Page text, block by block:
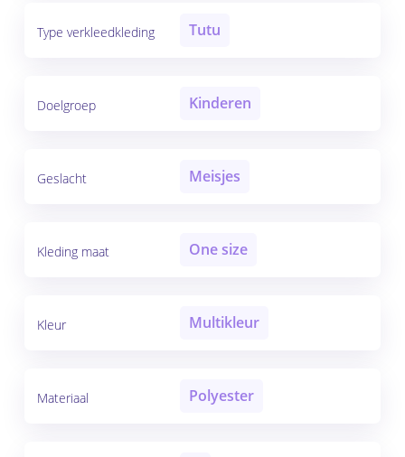
Type verkleedkleding Tutu
Doelgroep Kinderen
Geslacht Meisjes
Kleding maat One size
Kleur Multikleur
Materiaal Polyester